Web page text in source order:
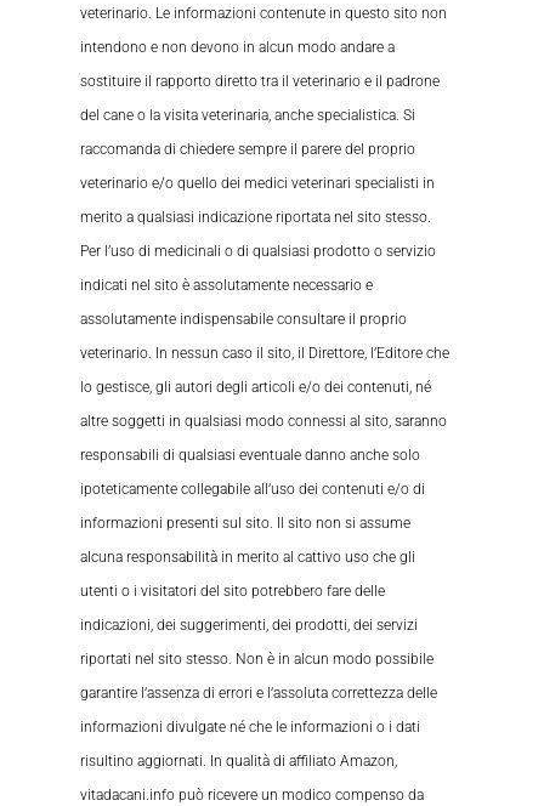
veterinario. Le informazioni contenute in questo sito non
intendono e non devono in alcun modo andare a
sostituire il rapporto diretto tra il veterinario e il padrone
del cane o la visita veterinaria, anche specialistica. Si
raccomanda di chiedere sempre il parere del proprio
veterinario e/o quello dei medici veterinari specialisti in
merito a qualsiasi indicazione riportata nel sito stesso.
Per l’uso di medicinali o di qualsiasi prodotto o servizio
indicati nel sito è assolutamente necessario e
assolutamente indispensabile consultare il proprio
veterinario. In nessun caso il sito, il Direttore, l’Editore che
lo gestisce, gli autori degli articoli e/o dei contenuti, né
altre soggetti in qualsiasi modo connessi al sito, saranno
responsabili di qualsiasi eventuale danno anche solo
ipoteticamente collegabile all’uso dei contenuti e/o di
informazioni presenti sul sito. Il sito non si assume
alcuna responsabilità in merito al cattivo uso che gli
utenti o i visitatori del sito potrebbero fare delle
indicazioni, dei suggerimenti, dei prodotti, dei servizi
riportati nel sito stesso. Non è in alcun modo possibile
garantire l’assenza di errori e l’assoluta correttezza delle
informazioni divulgate né che le informazioni o i dati
risultino aggiornati. In qualità di affiliato Amazon,
vitadacani.info può ricevere un modico compenso da